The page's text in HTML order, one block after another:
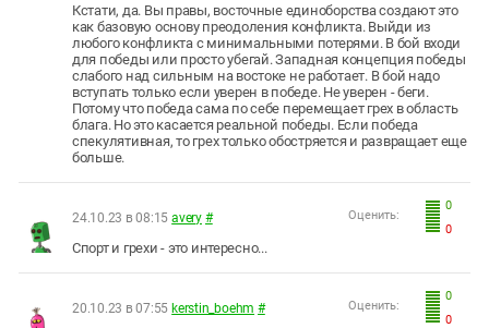
Кстати, да. Вы правы, восточные единоборства создают это
как базовую основу преодоления конфликта. Выйди из
любого конфликта с минимальными потерями. В бой входи
для победы или просто убегай. Западная концепция победы
слабого над сильным на востоке не работает. В бой надо
вступать только если уверен в победе. Не уверен - беги.
Потому что победа сама по себе перемещает грех в область
блага. Но это касается реальной победы. Если победа
спекулятивная, то грех только обостряется и развращает еще
больше.
0
0
Оценить:
24.10.23 в 08:15 avery #
Спорт и грехи - это интересно...
0
0
Оценить:
20.10.23 в 07:55 kerstin_boehm #